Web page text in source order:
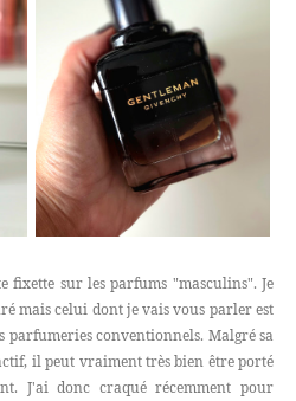
fixette sur les parfums "masculins". Je
mais celui dont je vais vous parler est
parfumeries conventionnels. Malgré sa
il peut vraiment très bien être porté
J'ai donc craqué récemment pour